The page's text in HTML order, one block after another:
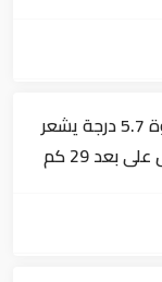
عاجل| زلزال بقوة 5.7 درجة يشعر
به سكان 9 دول على بعد 29 كم